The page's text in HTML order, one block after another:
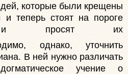
которые были крещены
теперь стоят на пороге
и просят их
однако, уточнить
В ней нужно различать
учение о